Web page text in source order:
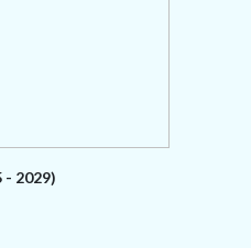
- 2029)